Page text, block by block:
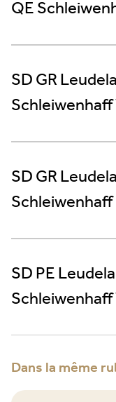
QE
SD GR
SD GR
SD PE
Dans la même